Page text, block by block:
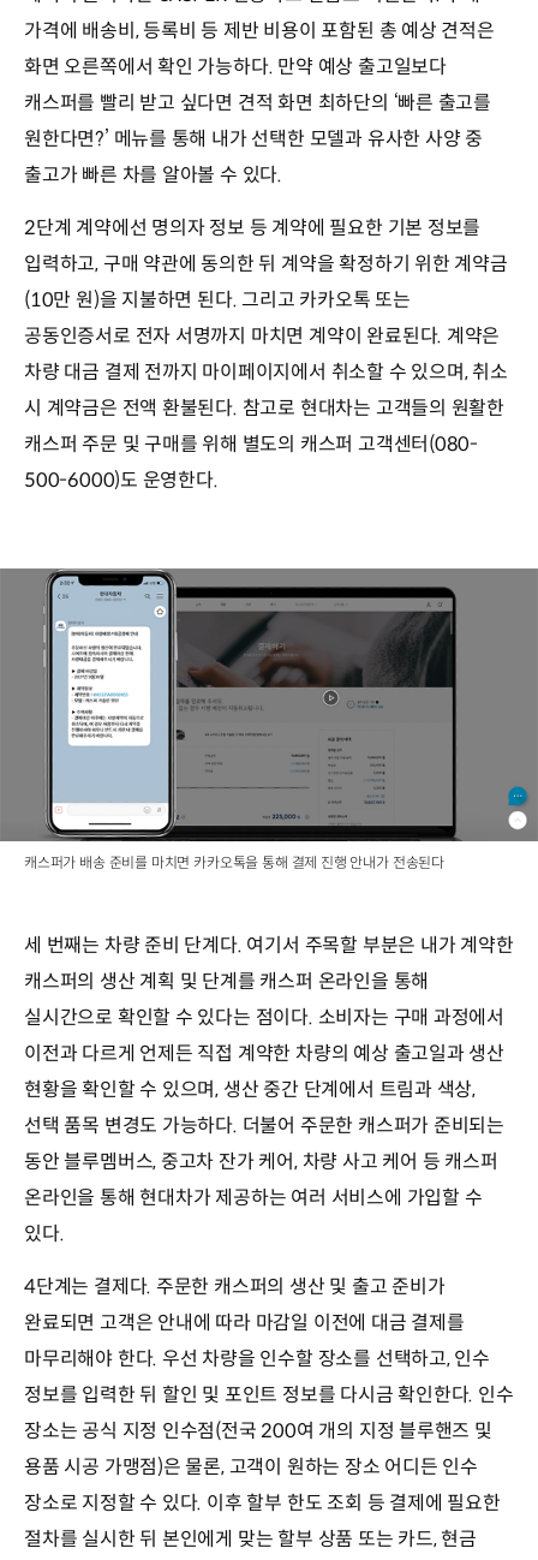
가격에 배송비, 등록비 등 제반 비용이 포함된 총 예상 견적은
화면 오른쪽에서 확인 가능하다. 만약 예상 출고일보다
캐스퍼를 빨리 받고 싶다면 견적 화면 최하단의 ‘빠른 출고를
원한다면?’ 메뉴를 통해 내가 선택한 모델과 유사한 사양 중
출고가 빠른 차를 알아볼 수 있다.
2단계 계약에선 명의자 정보 등 계약에 필요한 기본 정보를
입력하고, 구매 약관에 동의한 뒤 계약을 확정하기 위한 계약금
(10만 원)을 지불하면 된다. 그리고 카카오톡 또는
공동인증서로 전자 서명까지 마치면 계약이 완료된다. 계약은
차량 대금 결제 전까지 마이페이지에서 취소할 수 있으며, 취소
시 계약금은 전액 환불된다. 참고로 현대차는 고객들의 원활한
캐스퍼 주문 및 구매를 위해 별도의 캐스퍼 고객센터(080-
500-6000)도 운영한다.
캐스퍼가 배송 준비를 마치면 카카오톡을 통해 결제 진행 안내가 전송된다
세 번째는 차량 준비 단계다. 여기서 주목할 부분은 내가 계약한
캐스퍼의 생산 계획 및 단계를 캐스퍼 온라인을 통해
실시간으로 확인할 수 있다는 점이다. 소비자는 구매 과정에서
이전과 다르게 언제든 직접 계약한 차량의 예상 출고일과 생산
현황을 확인할 수 있으며, 생산 중간 단계에서 트림과 색상,
선택 품목 변경도 가능하다. 더불어 주문한 캐스퍼가 준비되는
동안 블루멤버스, 중고차 잔가 케어, 차량 사고 케어 등 캐스퍼
온라인을 통해 현대차가 제공하는 여러 서비스에 가입할 수
있다.
4단계는 결제다. 주문한 캐스퍼의 생산 및 출고 준비가
완료되면 고객은 안내에 따라 마감일 이전에 대금 결제를
마무리해야 한다. 우선 차량을 인수할 장소를 선택하고, 인수
정보를 입력한 뒤 할인 및 포인트 정보를 다시금 확인한다. 인수
장소는 공식 지정 인수점(전국 200여 개의 지정 블루핸즈 및
용품 시공 가맹점)은 물론, 고객이 원하는 장소 어디든 인수
장소로 지정할 수 있다. 이후 할부 한도 조회 등 결제에 필요한
절차를 실시한 뒤 본인에게 맞는 할부 상품 또는 카드, 현금